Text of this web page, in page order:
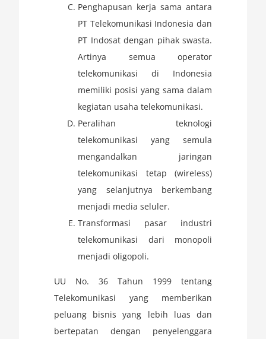
Penghapusan kerja sama antara
PT Telekomunikasi Indonesia dan
PT Indosat dengan pihak swasta.
Artinya semua operator
telekomunikasi di Indonesia
memiliki posisi yang sama dalam
kegiatan usaha telekomunikasi.
Peralihan teknologi
telekomunikasi yang semula
mengandalkan jaringan
telekomunikasi tetap (wireless)
yang selanjutnya berkembang
menjadi media seluler.
Transformasi pasar industri
telekomunikasi dari monopoli
menjadi oligopoli.
UU No. 36 Tahun 1999 tentang
Telekomunikasi yang memberikan
peluang bisnis yang lebih luas dan
bertepatan dengan penyelenggara